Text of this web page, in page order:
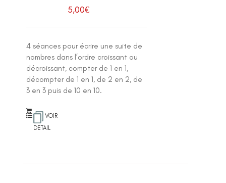
5,00€
4 séances pour écrire une suite de
nombres dans l’ordre croissant ou
décroissant, compter de 1 en 1,
décompter de 1 en 1, de 2 en 2, de
3 en 3 puis de 10 en 10.
VOIR
DETAIL